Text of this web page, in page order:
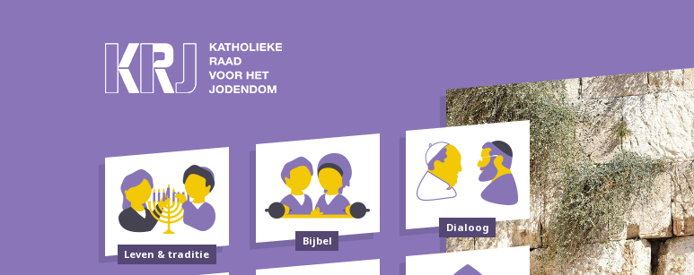
Leven & traditie
Bijbel
Dialoog